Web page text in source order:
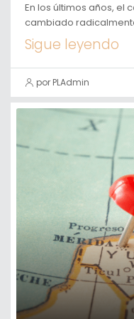
En los últimos años, el
cambiado
Sigue leyendo
por PLAdmin